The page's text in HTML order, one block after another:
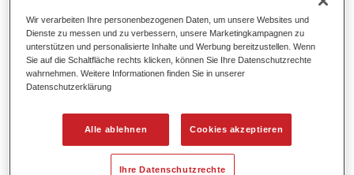
Artikelnummer 37101021
Materialnummer 4025331230472
Link zur Artikelseite
Wir verarbeiten Ihre personenbezogenen Daten, um unsere Websites und
Dienste zu messen und zu verbessern, unsere Marketingkampagnen zu
unterstützen und personalisierte Inhalte und Werbung bereitzustellen. Wenn
Sie auf die Schaltfläche rechts klicken, können Sie Ihre Datenschutzrechte
wahrnehmen. Weitere Informationen finden Sie in unserer
Datenschutzerklärung
Alle ablehnen Cookies akzeptieren
Ihre Datenschutzrechte